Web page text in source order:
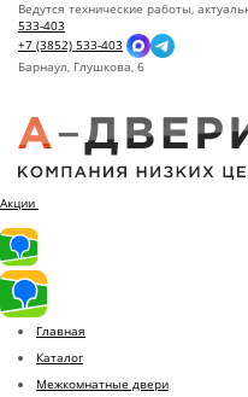
Ведутся технические работы,
533-403
+7 (3852) 533-403
Барнаул, Глушкова, 6
Акции
Главная
Каталог
Межкомнатные двери